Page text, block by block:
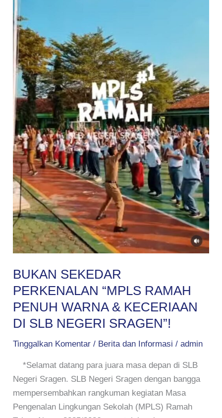
BUKAN SEKEDAR
PERKENALAN “MPLS RAMAH
PENUH WARNA & KECERIAAN
DI SLB NEGERI SRAGEN”!
Tinggalkan Komentar / Berita dan Informasi /admin
*Selamat datang para juara masa depan di SLB
Negeri Sragen. SLB Negeri Sragen dengan bangga
mempersembahkan rangkuman kegiatan Masa
Pengenalan Lingkungan Sekolah (MPLS) Ramah
PENUH
WARNA
&
KECERIAAN
DI
SLB
NEGERI
SRAGEN”!